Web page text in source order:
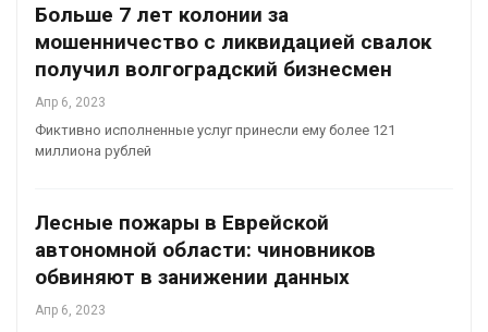
Больше 7 лет колонии за
мошенничество с ликвидацией свалок
получил волгоградский бизнесмен
Апр 6, 2023
Фиктивно исполненные услуг принесли ему более 121
миллиона рублей
Лесные пожары в Еврейской
автономной области: чиновников
обвиняют в занижении данных
Апр 6, 2023